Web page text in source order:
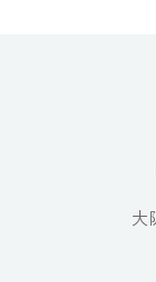
大